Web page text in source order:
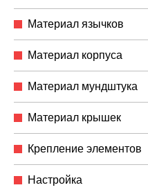
Материал язычков
Материал корпуса
Материал мундштука
Материал крышек
Крепление элементов
Настройка